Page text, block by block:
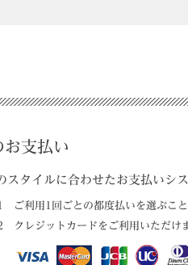
お支払い
スタイルに合わせたお支払いシ
ご利用1回ごとの都度払いを選ぶこと
クレジットカードをご利用いただけ